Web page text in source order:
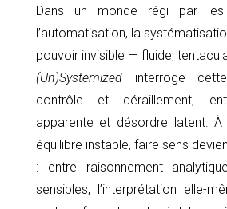
Dans un monde régi par
l’automatisation, la
pouvoir invisible — fluide,
(Un)Systemizedinterroge
contrôle et déraillement,
apparente et désordre latent. À
équilibre instable, faire sens
: entre raisonnement
sensibles, l’interprétation elle-